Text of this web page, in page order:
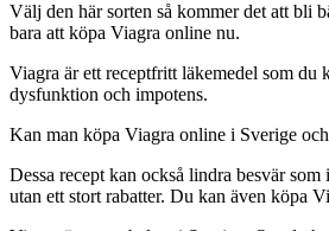
Välj den här sorten så kommer det att bli
bara att köpa Viagra online nu.
Viagra är ett receptfritt läkemedel som du
dysfunktion och impotens.
Kan man köpa Viagra online i Sverige
Dessa recept kan också lindra besvär
utan ett stort rabatter. Du kan även köpa